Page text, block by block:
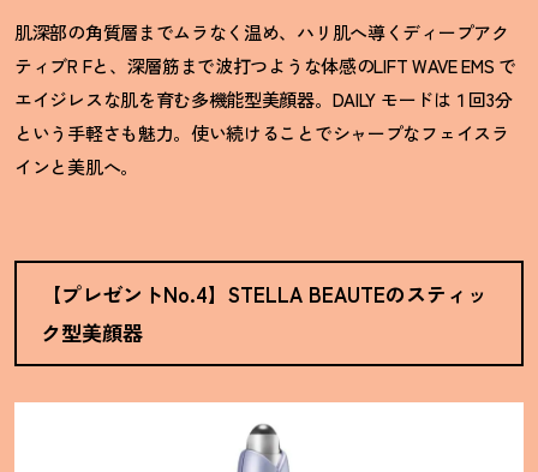
肌深部の角質層までムラなく温め、ハリ肌へ導くディープアク
ティブR Fと、深層筋まで波打つような体感のLIFT WAVE EMS で
エイジレスな肌を育む多機能型美顔器。DAILY モードは１回3分
という手軽さも魅力。使い続けることでシャープなフェイスラ
インと美肌へ。
【プレゼントNo.4】STELLA BEAUTEのスティッ
ク型美顔器